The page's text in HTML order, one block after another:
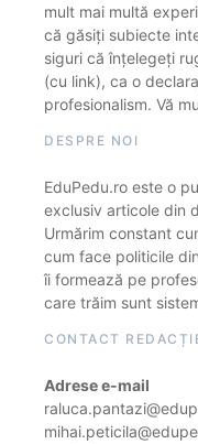
mult mai multă
că găsiți subiecte
siguri că înțelegeți
(cu link), ca o
profesionalism. Vă
DESPRE NOI
EduPedu.ro este o
exclusiv articole din
Urmărim constant
cum face politicile
îi formează pe
care trăim sunt
CONTACT
Adrese e-mail